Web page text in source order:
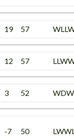
19 57
12 57
3 52
-7 50